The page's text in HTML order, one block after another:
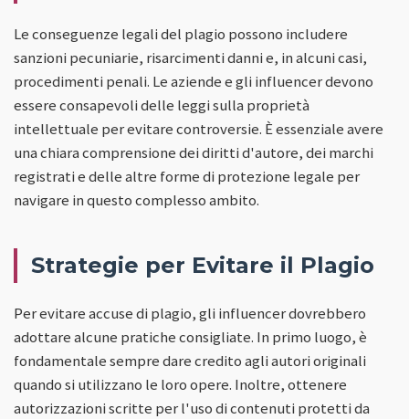
Le conseguenze legali del plagio possono includere
sanzioni pecuniarie, risarcimenti danni e, in alcuni casi,
procedimenti penali. Le aziende e gli influencer devono
essere consapevoli delle leggi sulla proprietà
intellettuale per evitare controversie. È essenziale avere
una chiara comprensione dei diritti d'autore, dei marchi
registrati e delle altre forme di protezione legale per
navigare in questo complesso ambito.
Strategie per Evitare il Plagio
Per evitare accuse di plagio, gli influencer dovrebbero
adottare alcune pratiche consigliate. In primo luogo, è
fondamentale sempre dare credito agli autori originali
quando si utilizzano le loro opere. Inoltre, ottenere
autorizzazioni scritte per l'uso di contenuti protetti da